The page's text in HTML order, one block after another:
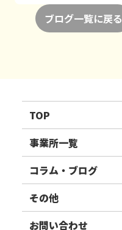
ブログ一覧に戻る
TOP
リハスワーク
リハスファーム
事業所一覧
関東エリア
東北エリア
甲信越エリア
コラム・ブログ
事業所ブログ
ご利用者様の声
その他
お知らせ
お問い合わせ